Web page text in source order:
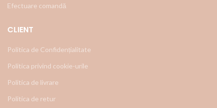
Efectuare comandă
CLIENT
Politica de Confidențialitate
Politica privind cookie-urile
Politica de livrare
Politica de retur